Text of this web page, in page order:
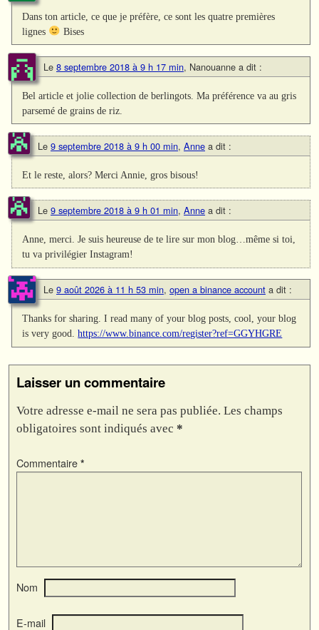
Dans ton article, ce que je préfère, ce sont les quatre premières
lignes
Bises
Le 8 septembre 2018 à 9 h 17 min, Nanouanne a dit :
Bel article et jolie collection de berlingots. Ma préférence va au gris
parsemé de grains de riz.
Le 9 septembre 2018 à 9 h 00 min, Anne a dit :
Et le reste, alors? Merci Annie, gros bisous!
Le 9 septembre 2018 à 9 h 01 min, Anne a dit :
Anne, merci. Je suis heureuse de te lire sur mon blog…même si toi,
tu va privilégier Instagram!
Le 9 août 2026 à 11 h 53 min, open a binance account a dit :
Thanks for sharing. I read many of your blog posts, cool, your blog
is very good.https://www.binance.com/register?ref=GGYHGRE
Laisser un commentaire
Votre adresse e-mail ne sera pas publiée. Les champs
obligatoires sont indiqués avec *
Commentaire *
Nom
E-mail